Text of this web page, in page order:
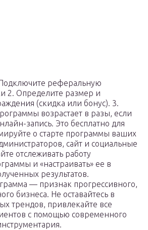
реферальную
2. Определите размер и
(скидка или бонус). 3.
возрастает в разы, если
запись. Это бесплатно для
о старте программы ваших
сайт и социальные
отслеживать работу
и «настраивать» ее в
результатов.
— признак прогрессивного,
бизнеса. Не оставайтесь в
трендов, привлекайте все
с помощью современного